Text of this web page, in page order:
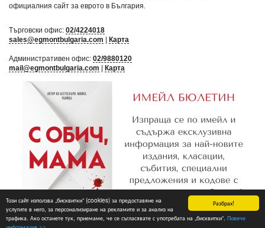
Разбрах!
Този сайт използва „бисквитки“ (cookies) за предоставяне на
услугите в него, за персонализиране на рекламите и за анализ на
трафика. Ако останете тук, приемаме, че се съгласявате с употребата на „бисквитки“. Повече
официалния сайт за еврото в България
Търговски офис: 02/4224018
sales@egmontbulgaria.com | Карта
Административен офис: 02/9880120
mail@egmontbulgaria.com | Карта